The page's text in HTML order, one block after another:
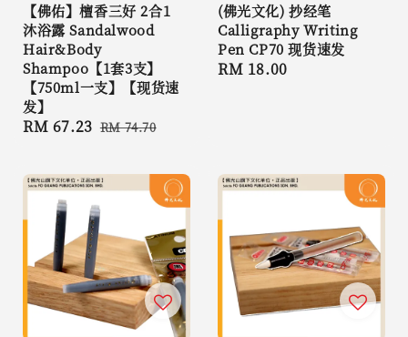
【佛佑】檀香三好 2合1
沐浴露 Sandalwood
Hair&Body
Shampoo【1套3支】
【750ml一支】【现货速
发】
Sale
RM 67.23 Regular
RM 74.70
(佛光文化) 抄经笔
Calligraphy Writing
Pen CP70 现货速发
Regular
RM 18.00